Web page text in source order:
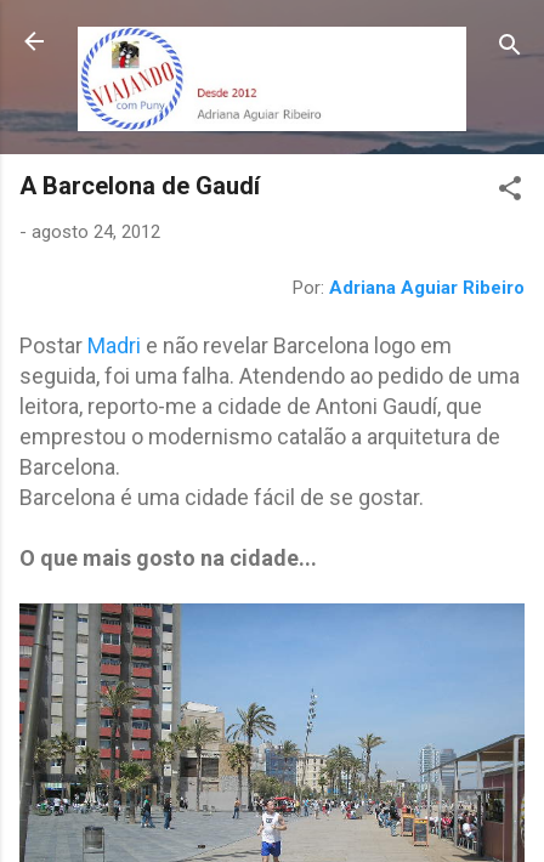
Pular para o conteúdo principal
A Barcelona de Gaudí
- agosto 24, 2012
Por: Adriana Aguiar Ribeiro
Postar Madri e não revelar Barcelona logo em
seguida, foi uma falha. Atendendo ao pedido de uma
leitora, reporto-me a cidade de Antoni Gaudí, que
emprestou o modernismo catalão a arquitetura de
Barcelona.
Barcelona é uma cidade fácil de se gostar.
O que mais gosto na cidade...